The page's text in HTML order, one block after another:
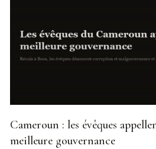
Cameroun : les évêques
meilleure gouvernance